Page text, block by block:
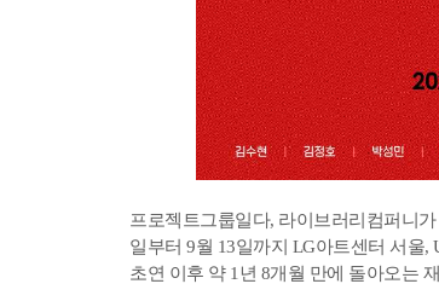
프로젝트그룹일다, 라이브러리컴퍼니
일부터 9월 13일까지 LG아트센터 서울
초연 이후 약 1년 8개월 만에 돌아오는